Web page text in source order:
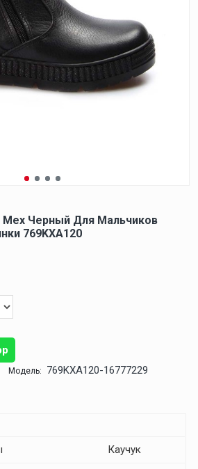
Черный Для Мальчиков
769KXA120
Модель: 769KXA120-16777229
Каучук